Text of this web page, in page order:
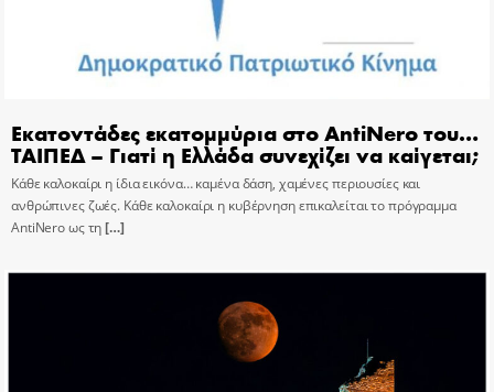
Εκατοντάδες εκατομμύρια στο AntiNero του…
ΤΑΙΠΕΔ – Γιατί η Ελλάδα συνεχίζει να καίγεται;
Κάθε καλοκαίρι η ίδια εικόνα… καμένα δάση, χαμένες περιουσίες και
ανθρώπινες ζωές. Κάθε καλοκαίρι η κυβέρνηση επικαλείται το πρόγραμμα
AntiNero ως τη[…]